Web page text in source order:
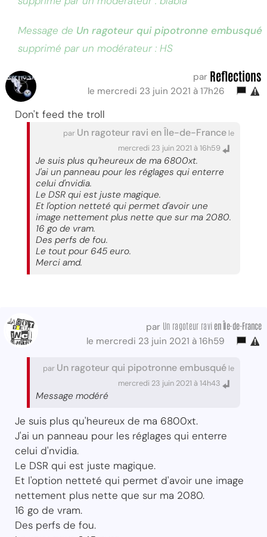
Message de Un ragoteur qui pipotronne embusqué
supprimé par un modérateur : HS
par Reflections
le mercredi 23 juin 2021 à 17h26
Don't feed the troll
par Un ragoteur ravi en Île-de-France le
mercredi 23 juin 2021 à 16h59
Je suis plus qu'heureux de ma 6800xt.
J'ai un panneau pour les réglages qui enterre
celui d'nvidia.
Le DSR qui est juste magique.
Et l'option netteté qui permet d'avoir une
image nettement plus nette que sur ma 2080.
16 go de vram.
Des perfs de fou.
Le tout pour 645 euro.
Merci amd.
par Un ragoteur ravi en Île-de-France
le mercredi 23 juin 2021 à 16h59
par Un ragoteur qui pipotronne embusqué le
mercredi 23 juin 2021 à 14h43
Message modéré
Je suis plus qu'heureux de ma 6800xt.
J'ai un panneau pour les réglages qui enterre
celui d'nvidia.
Le DSR qui est juste magique.
Et l'option netteté qui permet d'avoir une image
nettement plus nette que sur ma 2080.
16 go de vram.
Des perfs de fou.